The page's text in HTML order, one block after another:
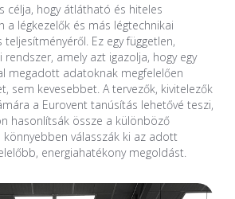
célja, hogy átlátható és hiteles
a légkezelők és más légtechnikai
Ez egy független,
amely azt igazolja, hogy egy
megadott adatoknak megfelelően
sem kevesebbet. A tervezők, kivitelezők
a Eurovent tanúsítás lehetővé teszi,
hasonlítsák össze a különböző
válasszák ki az adott
energiahatékony megoldást.